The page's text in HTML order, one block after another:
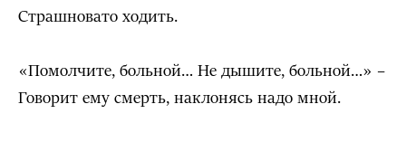
Страшновато ходить.
«Помолчите, больной… Не дышите, больной…» –
Говорит ему смерть, наклонясь надо мной.